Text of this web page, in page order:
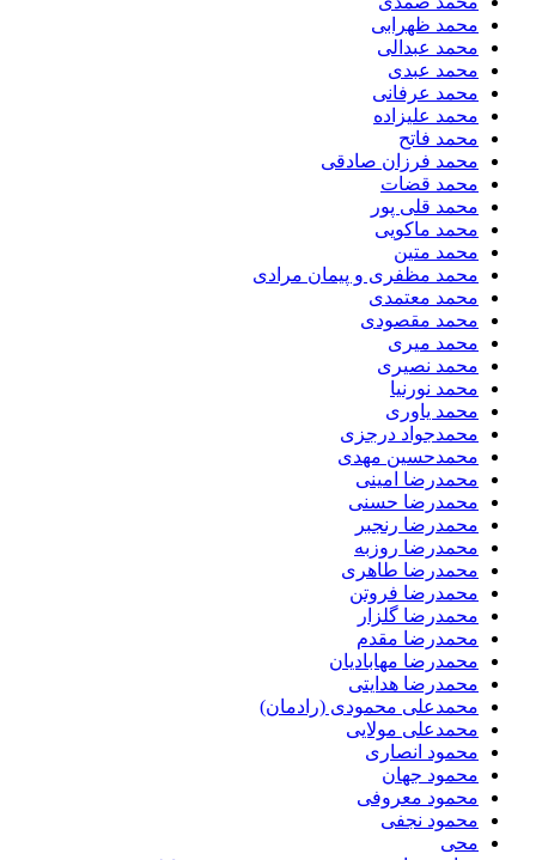
محمد ظهرابی
محمد عبدالی
محمد عبدی
محمد عرفانی
محمد علیزاده
محمد فاتح
محمد فرزان صادقی
محمد قضات
محمد قلی پور
محمد ماکویی
محمد متین
محمد مظفری و پیمان مرادی
محمد معتمدی
محمد مقصودی
محمد میری
محمد نصیری
محمد نورنیا
محمد یاوری
محمدجواد درجزی
محمدحسین مهدی
محمدرضا امینی
محمدرضا حسنی
محمدرضا رنجبر
محمدرضا روزبه
محمدرضا طاهری
محمدرضا فروتن
محمدرضا گلزار
محمدرضا مقدم
محمدرضا مهابادیان
محمدرضا هدایتی
محمدعلی محمودی (رادمان)
محمدعلی مولایی
محمود انصاری
محمود جهان
محمود معروفی
محمود نجفی
محی